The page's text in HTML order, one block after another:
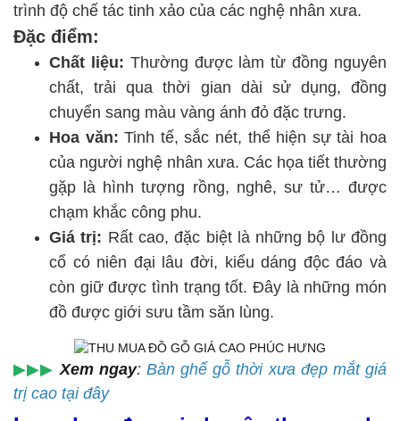
trình độ chế tác tinh xảo của các nghệ nhân xưa.
Đặc điểm:
Chất liệu: Thường được làm từ đồng nguyên
chất, trải qua thời gian dài sử dụng, đồng
chuyển sang màu vàng ánh đỏ đặc trưng.
Hoa văn:Tinh tế, sắc nét, thể hiện sự tài hoa
của người nghệ nhân xưa. Các họa tiết thường
gặp là hình tượng rồng, nghê, sư tử… được
chạm khắc công phu.
Giá trị: Rất cao, đặc biệt là những bộ lư đồng
cổ có niên đại lâu đời, kiểu dáng độc đáo và
còn giữ được tình trạng tốt. Đây là những món
đồ được giới sưu tầm săn lùng.
▶▶▶ Xem ngay: Bàn ghế gỗ thời xưa đẹp mắt giá
trị cao tại đây